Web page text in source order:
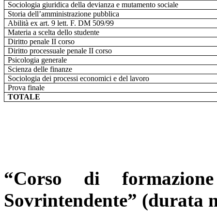
Sociologia giuridica della devianza e mutamento sociale
Storia dell’amministrazione pubblica
Abilità ex art. 9 lett. F. DM 509/99
Materia a scelta dello studente
Diritto penale II corso
Diritto processuale penale II corso
Psicologia generale
Scienza delle finanze
Sociologia dei processi economici e del lavoro
Prova finale
TOTALE
“Corso di
Sovrintendente” (durata